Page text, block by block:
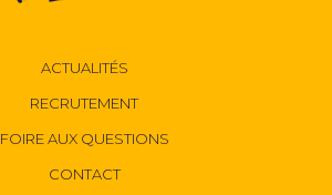
ACTUALITÉS
RECRUTEMENT
FOIRE AUX QUESTIONS
CONTACT